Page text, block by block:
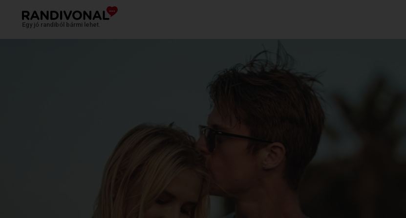
Egy jó randiból bármi lehet.